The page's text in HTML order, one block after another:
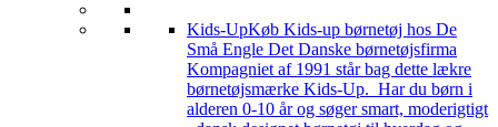
Kids-UpKøb Kids-up børnetøj hos De
Små Engle Det Danske børnetøjsfirma
Kompagniet af 1991 står bag dette lækre
børnetøjsmærke Kids-Up. Har du børn i
alderen 0-10 år og søger smart, moderigtigt